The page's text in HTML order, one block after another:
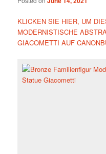
KLICKEN SIE HIER, UM
MODERNISTISCHE
GIACOMETTI AUF